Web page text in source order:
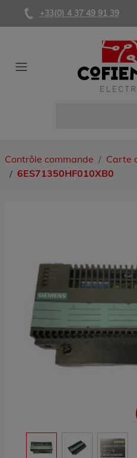
+33(0) 4 37 49 91 39
Contrôle commande
Carte
6ES71350HF010XB0